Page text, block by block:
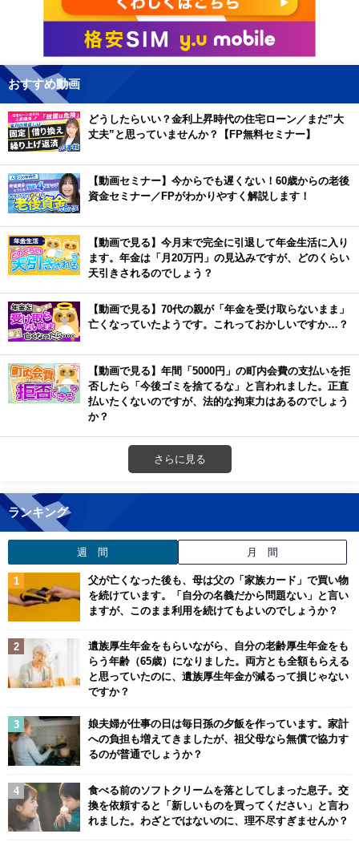
おすすめ動画
どうしたらいい？金利上昇時代の住宅ローン／まだ”大
丈夫”と思っていませんか？【FP無料セミナー】
【動画セミナー】今からでも遅くない！60歳からの老後
資金セミナー／FPがわかりやすく解説します！
【動画で見る】今月末で完全に引退して年金生活に入り
ます。年金は「月20万円」の見込みですが、どのくらい
天引きされるのでしょう？
【動画で見る】70代の親が「年金を受け取らないまま」
亡くなっていたようです。これっておかしいですか…？
【動画で見る】年間「5000円」の町内会費の支払いを拒
否したら「今後ゴミを捨てるな」と言われました。正直
払いたくないのですが、法的な拘束力はあるのでしょう
か？
さらに見る
ランキング
週 間 月 間
父が亡くなった後も、母は父の「家族カード」で買い物
を続けています。「自分の名義だから問題ない」と言い
ますが、このまま利用を続けてもよいのでしょうか？
遺族厚生年金をもらいながら、自分の老齢厚生年金をも
らう年齢（65歳）になりました。両方とも全額もらえる
と思っていたのに、遺族厚生年金が減るって損じゃない
ですか？
娘夫婦が仕事の日は毎日孫の夕飯を作っています。家計
への負担も増えてきましたが、祖父母なら無償で協力す
るのが普通でしょうか？
食べる前のソフトクリームを落としてしまった息子。交
換を依頼すると「新しいものを買ってください」と言わ
れました。わざとではないのに、理不尽すぎませんか？